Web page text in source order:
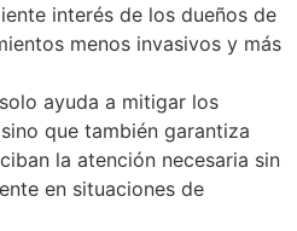
interés de los dueños de
menos invasivos y más
ayuda a mitigar los
que también garantiza
la atención necesaria sin
en situaciones de